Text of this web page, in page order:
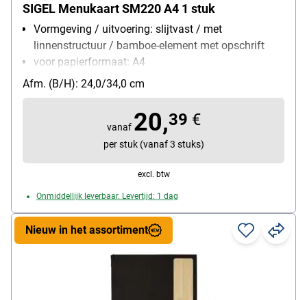
SIGEL Menukaart SM220 A4 1 stuk
Vormgeving / uitvoering: slijtvast / met
linnenstructuur / bamboe-element met opschrift
voor papierformaat: A4
Materiaal: Polyethylen / bambus
Afm. (B/H): 24,0/34,0 cm
vanaf 20,39 €
per stuk (vanaf 3 stuks)
excl. btw
Onmiddellijk leverbaar. Levertijd: 1 dag
Nieuw in het assortiment